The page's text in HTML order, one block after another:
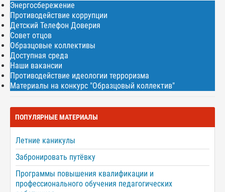
Энергосбережение
Противодействие коррупции
Детский Телефон Доверия
Совет отцов
Образцовые коллективы
Доступная среда
Наши вакансии
Противодействие идеологии терроризма
Материалы на конкурс "Образцовый коллектив"
ПОПУЛЯРНЫЕ МАТЕРИАЛЫ
Летние каникулы
Забронировать путёвку
Программы повышения квалификации и
профессионального обучения педагогических